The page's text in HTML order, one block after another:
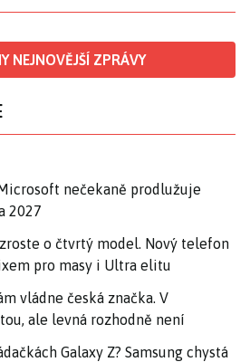
NEJNOVĚJŠÍ ZPRÁVY
nečekaně prodlužuje
2027
o čtvrtý model. Nový telefon
pro masy i Ultra elitu
vládne česká značka. V
ale levná rozhodně není
Galaxy Z? Samsung chystá